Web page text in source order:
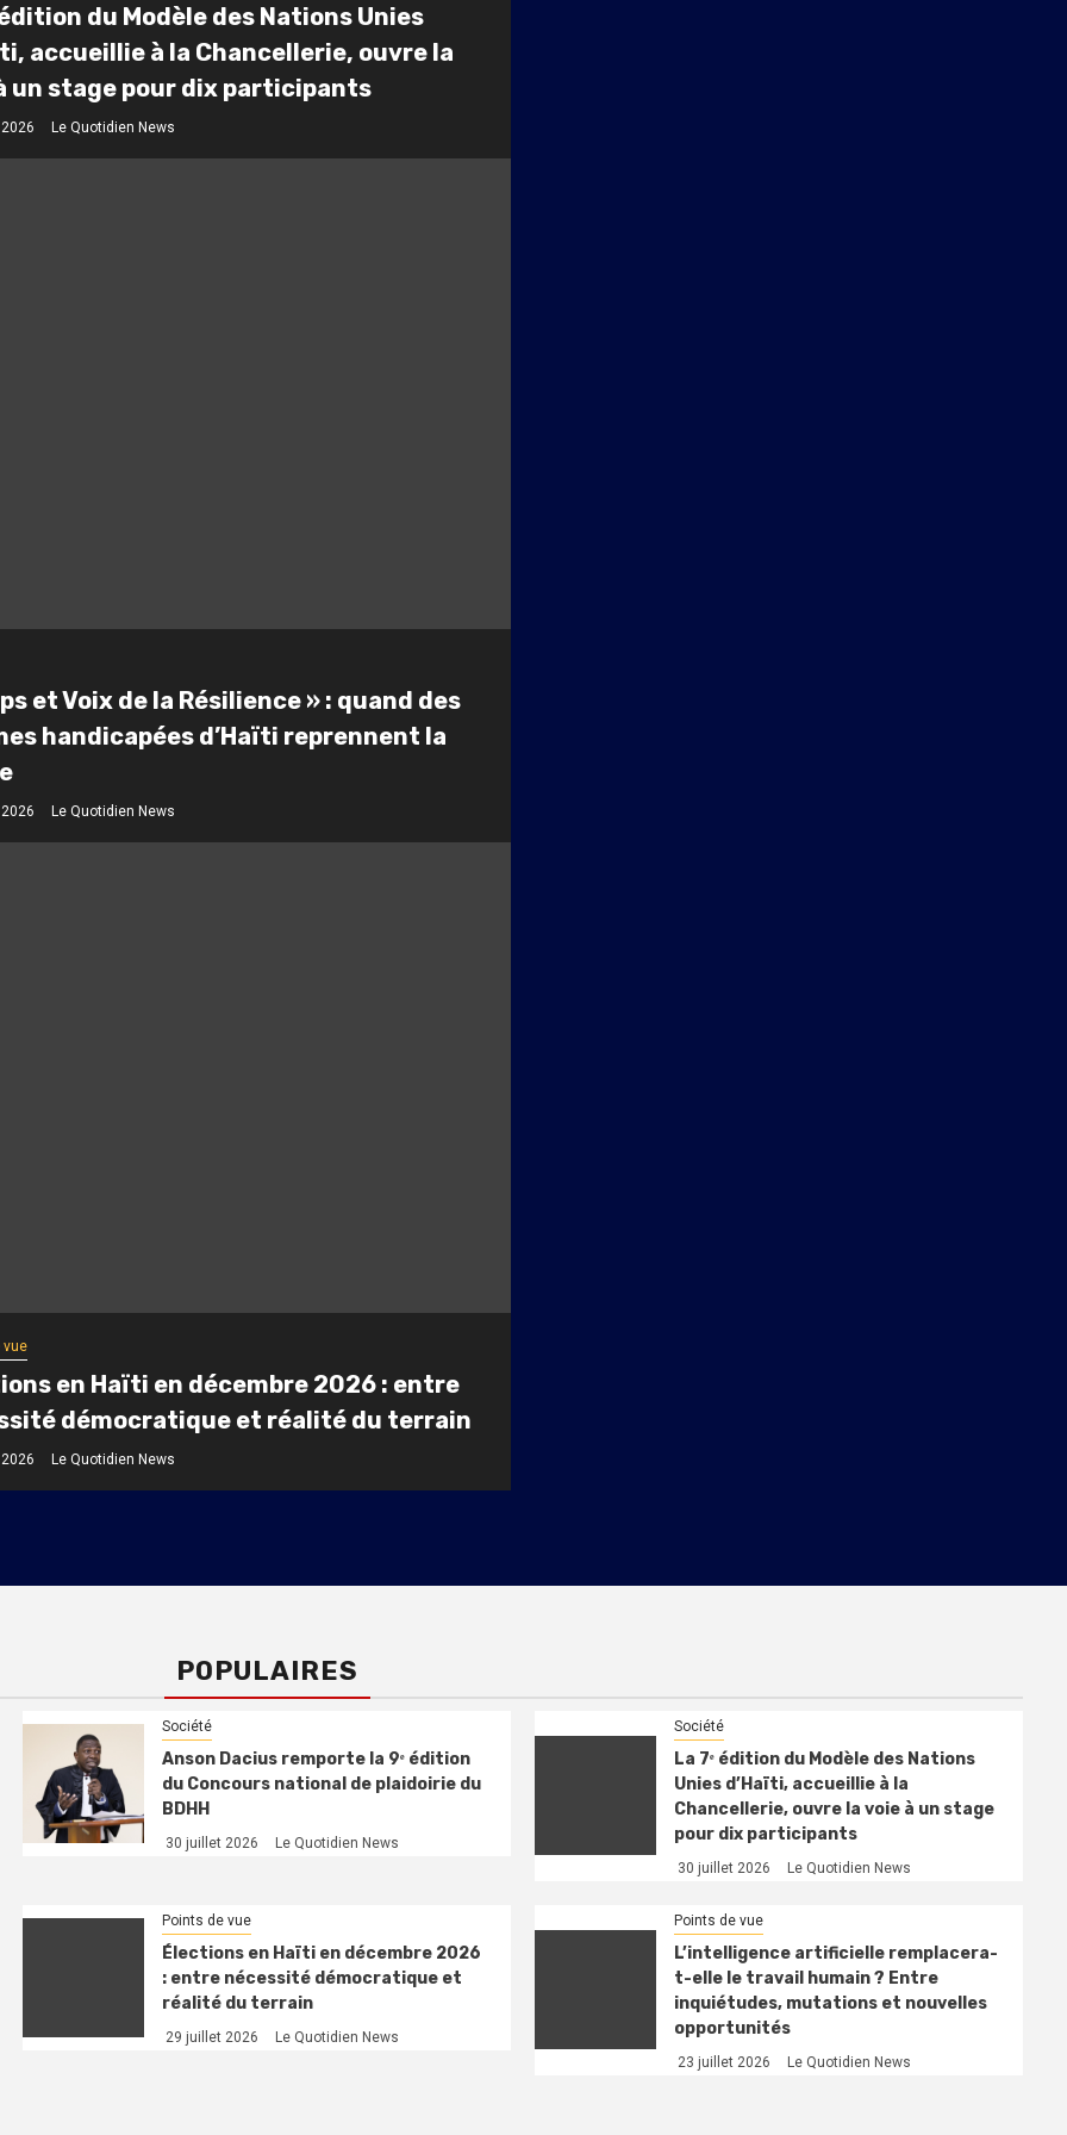
édition du Modèle des Nations Unies
accueillie à la Chancellerie, ouvre la
un stage pour dix participants
Le Quotidien News
et Voix de la Résilience » : quand des
handicapées d’Haïti reprennent la
Le Quotidien News
vue
en Haïti en décembre 2026 : entre
démocratique et réalité du terrain
Le Quotidien News
POPULAIRES
Société
Anson Dacius remporte la 9ᵉ édition
du Concours national de plaidoirie du
BDHH
30 juillet 2026 Le Quotidien News
Société
La 7ᵉ édition du Modèle des Nations
Unies d’Haïti, accueillie à la
Chancellerie, ouvre la voie à un stage
pour dix participants
30 juillet 2026 Le Quotidien News
Points de vue
Élections en Haïti en décembre 2026
: entre nécessité démocratique et
réalité du terrain
29 juillet 2026 Le Quotidien News
Points de vue
L’intelligence artificielle remplacera-
t-elle le travail humain ? Entre
inquiétudes, mutations et nouvelles
opportunités
23 juillet 2026 Le Quotidien News